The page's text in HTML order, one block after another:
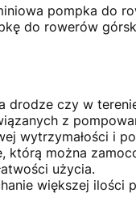
pompka do
do rowerów
drodze czy w
z
wytrzymałości i
którą można
użycia.
większej ilości